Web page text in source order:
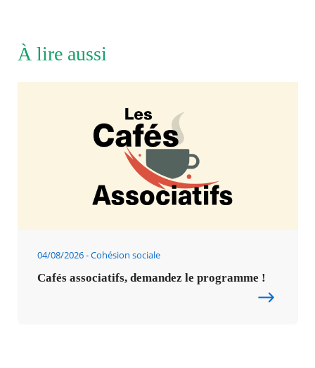
À lire aussi
04/08/2026 Cohésion sociale
Cafés associatifs, demandez le programme !